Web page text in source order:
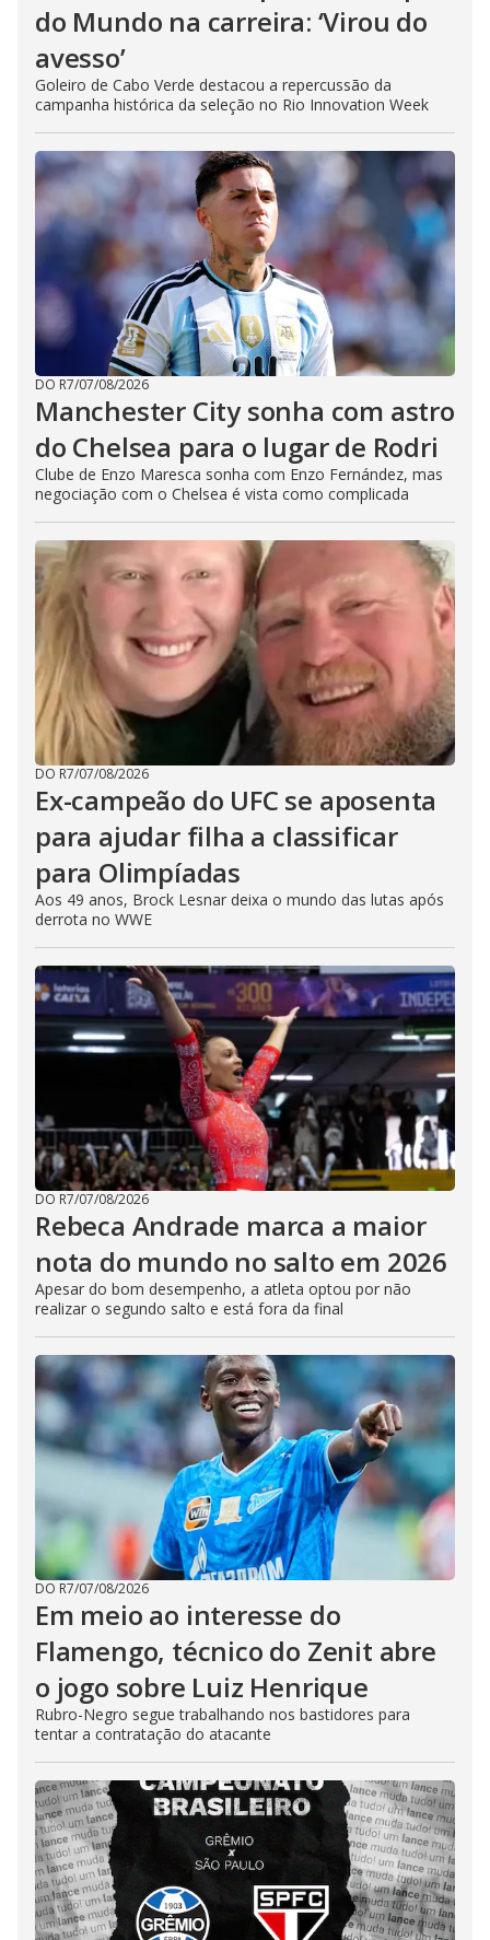
do Mundo na carreira: ‘Virou do
avesso’
Goleiro de Cabo Verde destacou a repercussão da
campanha histórica da seleção no Rio Innovation Week
DO R7/07/08/2026
Manchester City sonha com astro
do Chelsea para o lugar de Rodri
Clube de Enzo Maresca sonha com Enzo Fernández, mas
negociação com o Chelsea é vista como complicada
DO R7/07/08/2026
Ex-campeão do UFC se aposenta
para ajudar filha a classificar
para Olimpíadas
Aos 49 anos, Brock Lesnar deixa o mundo das lutas após
derrota no WWE
DO R7/07/08/2026
Rebeca Andrade marca a maior
nota do mundo no salto em 2026
Apesar do bom desempenho, a atleta optou por não
realizar o segundo salto e está fora da final
DO R7/07/08/2026
Em meio ao interesse do
Flamengo, técnico do Zenit abre
o jogo sobre Luiz Henrique
Rubro-Negro segue trabalhando nos bastidores para
tentar a contratação do atacante